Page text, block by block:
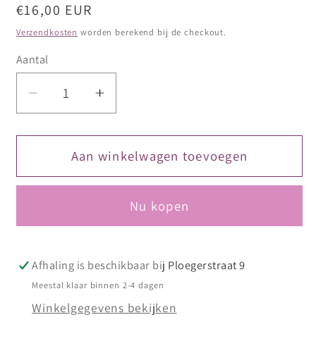
Normale
prijs
€16,00 EUR
Verzendkosten worden berekend bij de checkout.
Aantal
Aantal
verlagen
voor
Inveray
UV/LED
Top
No
Wipe
Luxury
Collection
Aantal
verhogen
voor
Inveray
UV/LED
Gloss
Top
No
Wipe
Luxury
Collection
Aan winkelwagen toevoegen
Nu kopen
Afhaling is beschikbaar bij Ploegerstraat 9
Meestal klaar binnen 2-4 dagen
Winkelgegevens bekijken